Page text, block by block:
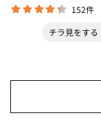
152件
チラ見をする